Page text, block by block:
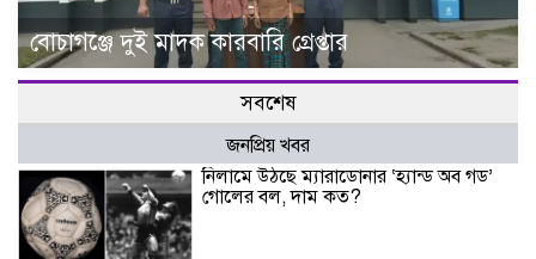
বোচাগঞ্জে দুই মাদক কারবারি গ্রেপ্তার
সবশেষ
জনপ্রিয় খবর
নিলামে উঠছে ম্যারাডোনার ‘হ্যান্ড অব গড’
গোলের বল, দাম কত?